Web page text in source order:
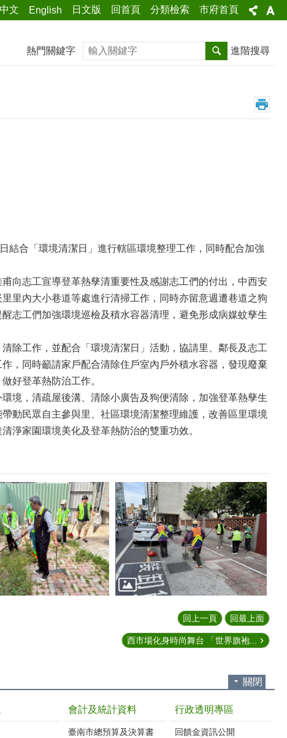
文 English 日文版 回首頁 分類檢索 市府首頁
熱門關鍵字 搜尋 進階搜尋
結合「環境清潔日」進行轄區環境整理工作，同時配合加強
向志工宣導登革熱孳清重要性及感謝志工們的付出，中西安
里內大小巷道等處進行清掃工作，同時亦留意週遭巷道之狗
志工們加強環境巡檢及積水容器清理，避免形成病媒蚊孳生
除工作，並配合「環境清潔日」活動，協請里、鄰長及志工
，同時籲請家戶配合清除住戶室內戶外積水容器，發現廢棄
好登革熱防治工作。
境，清疏屋後溝、清除小廣告及狗便清除，加強登革熱孳生
動民眾自主參與里、社區環境清潔整理維護，改善區里環境
淨家園環境美化及登革熱防治的雙重功效。
回上一頁 回最上面
西市場化身時尚舞台 「世界旗袍...
關閉
會計及統計資料
臺南市總預算及決算書
行政透明專區
回饋金資訊公開